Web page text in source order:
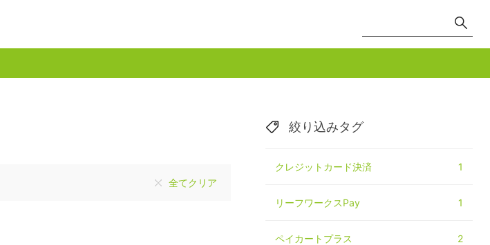
全てクリア
絞り込みタグ
クレジットカード決済 1
リーフワークスPay 1
ペイカートプラス 2